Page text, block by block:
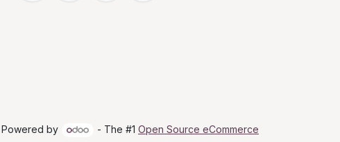
Powered by - The #1 Open Source eCommerce